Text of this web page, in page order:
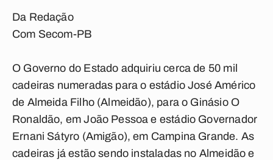
Da Redação
Com Secom-PB
O Governo do Estado adquiriu cerca de 50 mil
cadeiras numeradas para o estádio José Américo
de Almeida Filho (Almeidão), para o Ginásio O
Ronaldão, em João Pessoa e estádio Governador
Ernani Sátyro (Amigão), em Campina Grande. As
cadeiras já estão sendo instaladas no Almeidão e